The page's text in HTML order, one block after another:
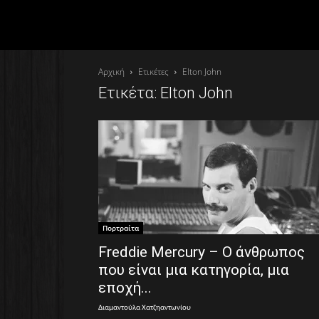
Αρχική Ετικέτες Elton John
Ετικέτα: Elton John
Πορτραίτα
Freddie Mercury – Ο άνθρωπος
που είναι μια κατηγορία, μια
εποχή...
Διαμαντούλα Χατζηαντωνίου